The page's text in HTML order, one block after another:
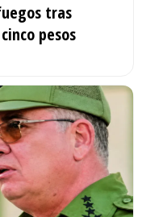
tras
pesos